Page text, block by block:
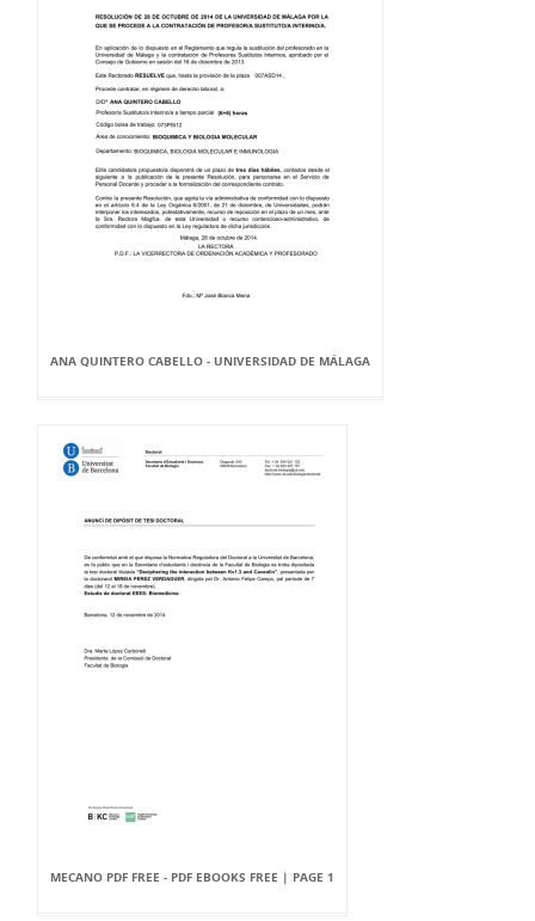
ANA QUINTERO CABELLO - UNIVERSIDAD DE MÁLAGA
MECANO PDF FREE - PDF EBOOKS FREE | PAGE 1